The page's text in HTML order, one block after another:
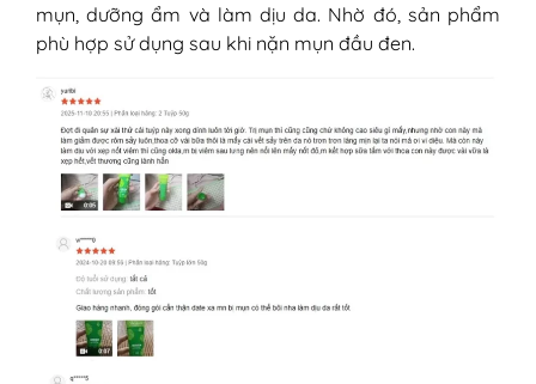
mụn, dưỡng ẩm và làm dịu da. Nhờ đó, sản phẩm
phù hợp sử dụng sau khi nặn mụn đầu đen.